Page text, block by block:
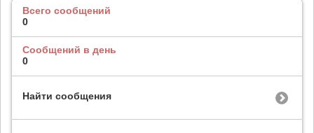
Всего сообщений
0
Сообщений в день
0
Найти сообщения